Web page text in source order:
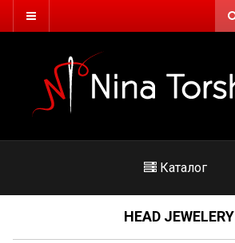
Каталог
HEAD JEWELERY